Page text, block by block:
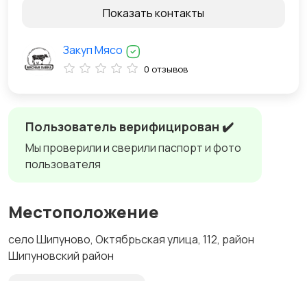
Пользователь верифицирован ✔️
Мы проверили и сверили паспорт и фото
пользователя
Местоположение
село Шипуново, Октябрьская улица, 112, район
Шипуновский район
Показать контакты
Закуп Мясо
0 отзывов